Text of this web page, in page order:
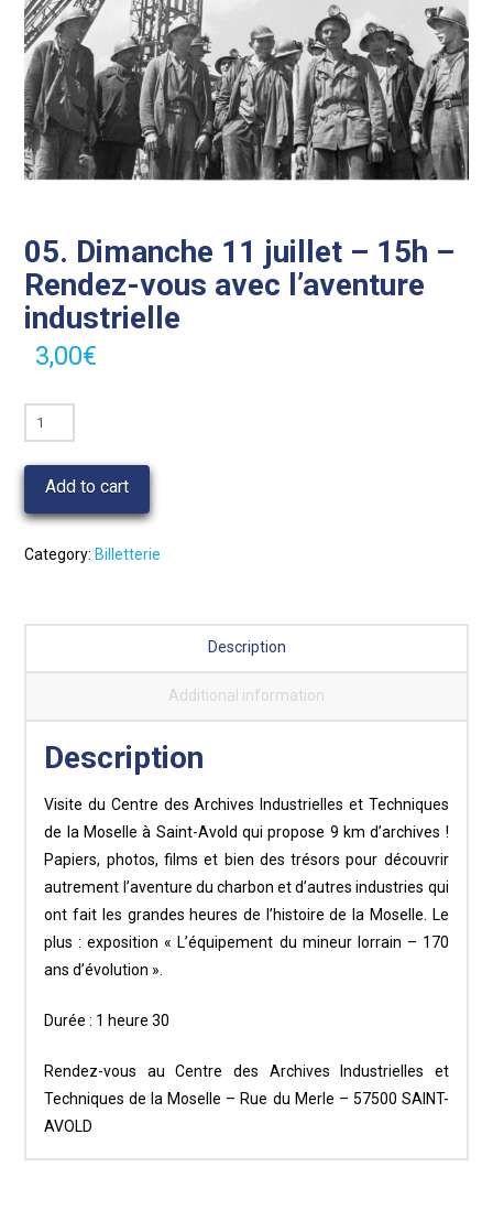
05. Dimanche 11 juillet – 15h –
Rendez-vous avec l’aventure
industrielle
3,00€
05.
Dimanche
11
juillet
-
15h
industrielle
quantity
Add to cart
Category: Billetterie
Description
Additional information
Description
Visite du Centre des Archives Industrielles et Techniques
de la Moselle à Saint-Avold qui propose 9 km d’archives !
Papiers, photos, films et bien des trésors pour découvrir
autrement l’aventure du charbon et d’autres industries qui
ont fait les grandes heures de l’histoire de la Moselle. Le
plus : exposition « L’équipement du mineur lorrain – 170
ans d’évolution ».
Durée : 1 heure 30
Rendez-vous au Centre des Archives Industrielles et
Techniques de la Moselle – Rue du Merle – 57500 SAINT-
AVOLD